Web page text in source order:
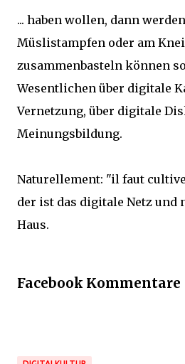
... haben wollen, dann
Müslistampfen oder am
zusammenbasteln können
Wesentlichen über digitale
Vernetzung, über digitale
Meinungsbildung.
Naturellement: "il faut
der ist das digitale Netz
Haus.
Facebook Kommentare